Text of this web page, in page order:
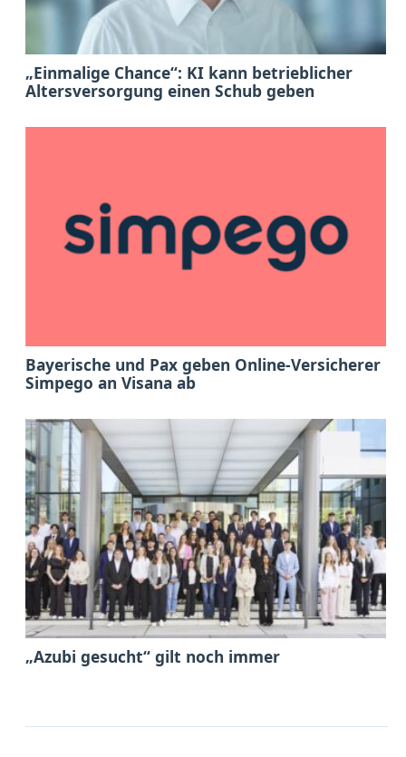
„Einmalige Chance“: KI kann betrieblicher
Altersversorgung einen Schub geben
Bayerische und Pax geben Online-Versicherer
Simpego an Visana ab
„Azubi gesucht“ gilt noch immer